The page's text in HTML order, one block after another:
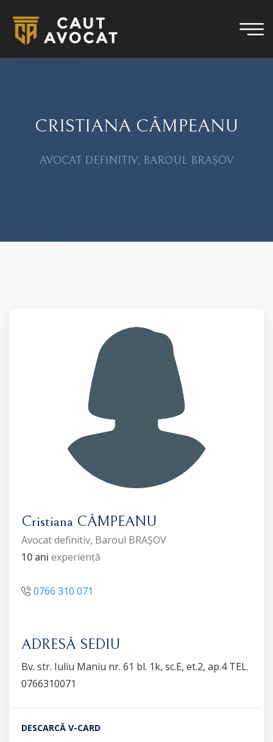
CRISTIANA CÂMPEANU
AVOCAT DEFINITIV, BAROUL BRAȘOV
Cristiana CÂMPEANU
Avocat definitiv, Baroul BRAȘOV
10 ani experiență
0766 310 071
ADRESĂ SEDIU
Bv. str. Iuliu Maniu nr. 61 bl. 1k, sc.E, et.2, ap.4 TEL.
0766310071
DESCARCĂ V-CARD